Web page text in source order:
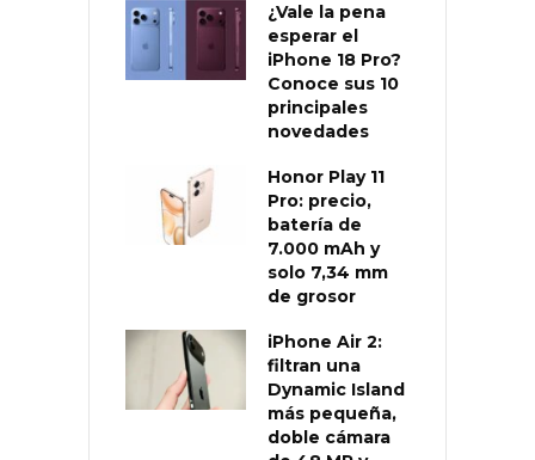
¿Vale la pena
esperar el
iPhone 18 Pro?
Conoce sus 10
principales
novedades
Honor Play 11
Pro: precio,
batería de
7.000 mAh y
solo 7,34 mm
de grosor
iPhone Air 2:
filtran una
Dynamic Island
más pequeña,
doble cámara